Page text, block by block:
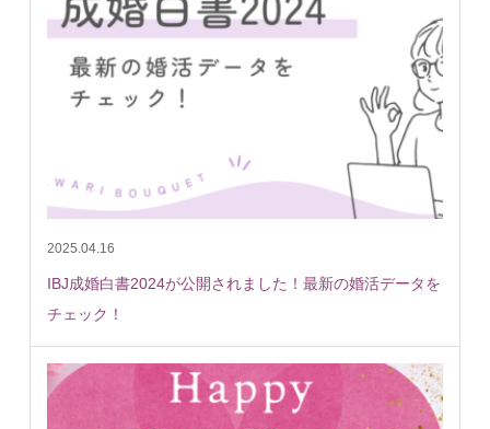
2025.04.16
IBJ成婚白書2024が公開されました！最新の婚活データを
チェック！